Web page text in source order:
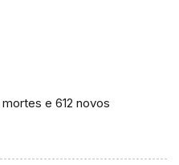
e 612 novos